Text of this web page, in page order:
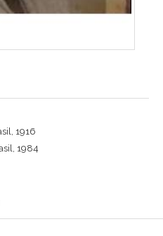
1916
1984